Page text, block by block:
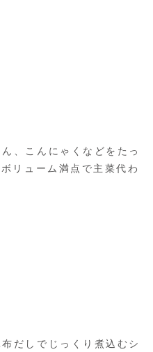
、こんにゃくなどをたっ
リューム満点で主菜代わ
だしでじっくり煮込むシ